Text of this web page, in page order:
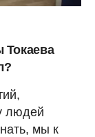
Токаева
людей
мы к